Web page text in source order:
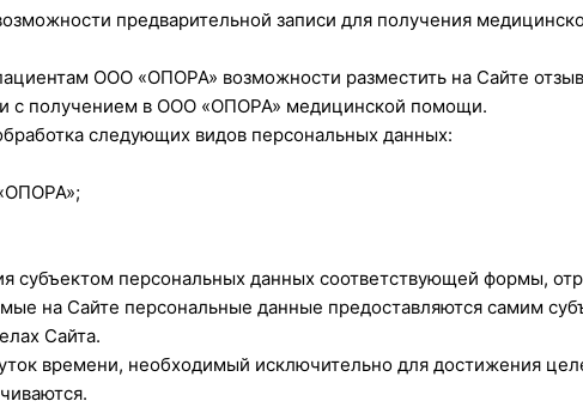
предварительной записи для получения
ООО «ОПОРА» возможности разместить на Сайте
с получением в ООО «ОПОРА» медицинской помощи.
следующих видов персональных данных:
субъектом персональных данных соответствующей формы,
на Сайте персональные данные предоставляются самим
Сайта.
времени, необходимый исключительно для достижения